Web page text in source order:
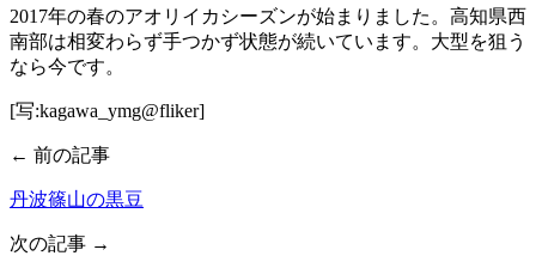
2017年の春のアオリイカシーズンが始まりました。高知県西
南部は相変わらず手つかず状態が続いています。大型を狙う
なら今です。
[写:kagawa_ymg@fliker]
← 前の記事
丹波篠山の黒豆
次の記事 →